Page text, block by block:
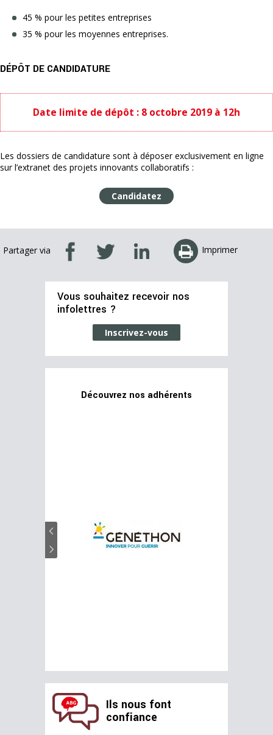
45 % pour les petites entreprises
35 % pour les moyennes entreprises.
DÉPÔT DE CANDIDATURE
Date limite de dépôt : 8 octobre 2019 à 12h
Les dossiers de candidature sont à déposer exclusivement en ligne
sur l’extranet des projets innovants collaboratifs :
Candidatez
Partager via Imprimer
Vous souhaitez recevoir nos
infolettres ?
Inscrivez-vous
Découvrez nos adhérents
Ils nous font
confiance